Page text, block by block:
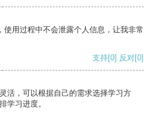
使用过程中不会泄露个人信息，让我非常
支持[0] 反对[0]
活，可以根据自己的需求选择学习方
学习进度。